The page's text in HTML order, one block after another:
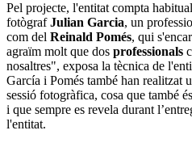
Pel projecte, l'entitat compta
fotògrafJulian Garcia, un
com del Reinald Pomés, qui
agraïm molt que dos professionals
nosaltres", exposa la tècnica de
García i Pomés també han realitzat
sessió fotogràfica, cosa que també
i que sempre es revela durant
l'entitat.